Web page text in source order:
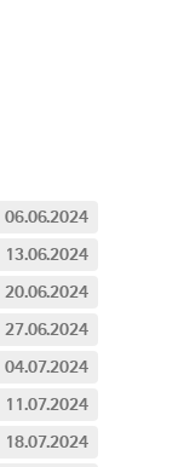
06.06.2024
13.06.2024
20.06.2024
27.06.2024
04.07.2024
11.07.2024
18.07.2024